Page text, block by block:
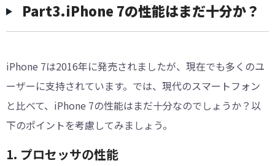
Part3.iPhone 7の性能はまだ十分か？
iPhone 7は2016年に発売されましたが、現在でも多くのユ
ーザーに支持されています。では、現代のスマートフォン
と比べて、iPhone 7の性能はまだ十分なのでしょうか？以
下のポイントを考慮してみましょう。
1. プロセッサの性能